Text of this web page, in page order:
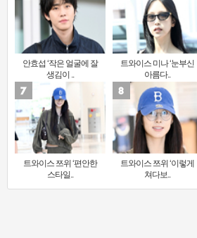
안효섭 ‘작은 얼굴에 잘
생김이 ..
트와이스 미나 ‘눈부신
아름다..
트와이스 쯔위 ‘편안한
스타일..
트와이스 쯔위 ‘이렇게
쳐다보..